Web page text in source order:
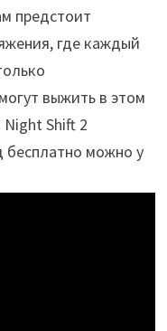
предстоит
где каждый
выжить в этом
Shift 2
бесплатно можно у